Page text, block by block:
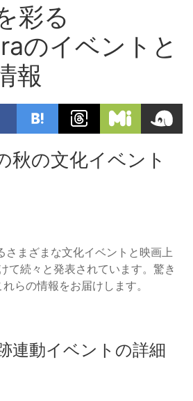
彩る
のイベントと
報
秋の文化イベント
さまざまな文化イベントと映画上
て続々と発表されています。驚き
らの情報をお届けします。
連動イベントの詳細